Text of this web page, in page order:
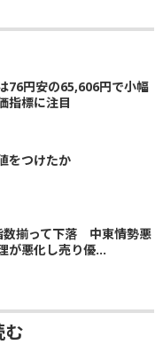
76円安の65,606円で小幅
指標に注目
をつけたか
数揃って下落 中東情勢悪
が悪化し売り優...
む